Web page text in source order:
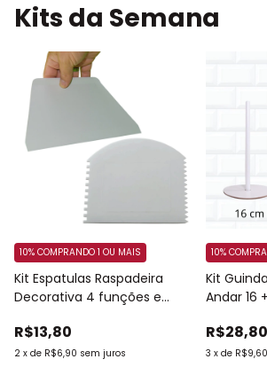
Kits da Semana
Kit Espatulas Raspadeira
Decorativa 4 funções e
R$13,80
2 x de R$6,90 sem juros
10% COMPRANDO 1 OU MAIS
Kit
Andar 16
R$28,80
3 x de R$9,60
10%